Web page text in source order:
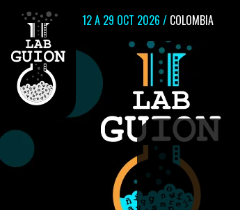
12 A 29 OCT 2026 / COLOMBIA